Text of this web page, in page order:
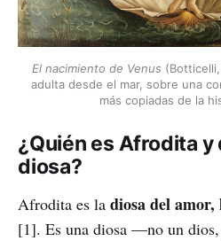
El nacimiento de Venus
adulta desde el mar, sobre una
más copiadas de la
¿Quién es Afrodita y
diosa?
Afrodita es la diosa del
[1]. Es una diosa —no un dios,